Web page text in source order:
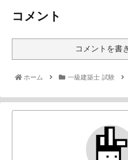
コメント
コメントを書
ホーム 一級建築士 試験